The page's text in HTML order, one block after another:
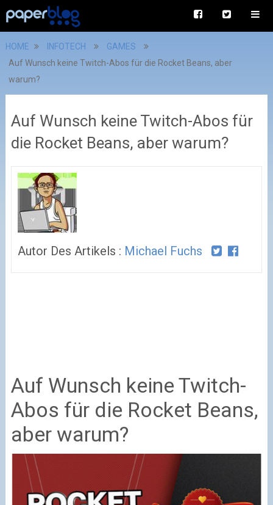
HOME INFOTECH
GAMES
Auf Wunsch keine Twitch-Abos für die Rocket Beans, aber
warum?
Auf Wunsch keine Twitch-Abos für
die Rocket Beans, aber warum?
Autor Des Artikels : Michael Fuchs
Auf Wunsch keine Twitch-
Abos für die Rocket Beans,
aber warum?